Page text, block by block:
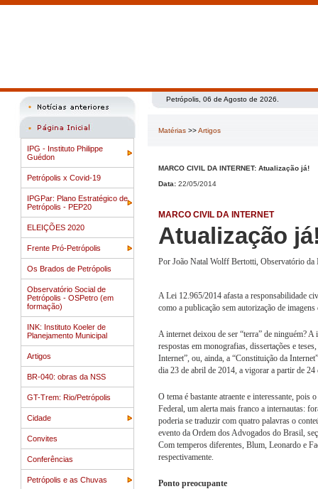
IPG - Instituto Philippe
Guédon
Petrópolis x Covid-19
IPGPar: Plano Estratégico de
Petrópolis - PEP20
ELEIÇÕES 2020
Frente Pró-Petrópolis
Os Brados de Petrópolis
Observatório Social de
Petrópolis - OSPetro (em
formação)
INK: Instituto Koeler de
Planejamento Municipal
Artigos
BR-040: obras da NSS
GT-Trem: Rio/Petrópolis
Cidade
Convites
Conferências
Petrópolis e as Chuvas
Petrópolis, 06 de Agosto de 2026.
Matérias >>Artigos
MARCO CIVIL DA INTERNET: Atualização já!
Data: 22/05/2014
MARCO CIVIL DA INTERNET
Atualização
Por João Natal Wolff Bertotti, Observatório da
A Lei 12.965/2014 afasta a responsabilidade
como a publicação sem autorização de
A internet deixou de ser “terra” de ninguém?
respostas em monografias, dissertações e
Internet”, ou, ainda, a “Constituição da
dia 23 de abril de 2014, a vigorar a partir de 24
O tema é bastante atraente e interessante, pois
Federal, um alerta mais franco a internautas:
poderia se traduzir com quatro palavras o
evento da Ordem dos Advogados do Brasil,
Com temperos diferentes, Blum, Leonardo e
respectivamente.
Ponto preocupante